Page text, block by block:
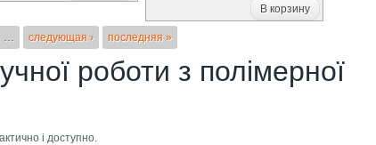
В корзину
… следующая › последняя »
роботи з полімерної
і доступно.